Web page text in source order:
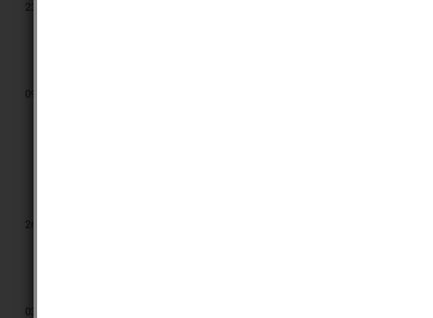
23/03/2021
09/03/2021
Super services e tconseil Achat de batteries pour mon alarme DAITEM
26/01/2021
03/12/2020